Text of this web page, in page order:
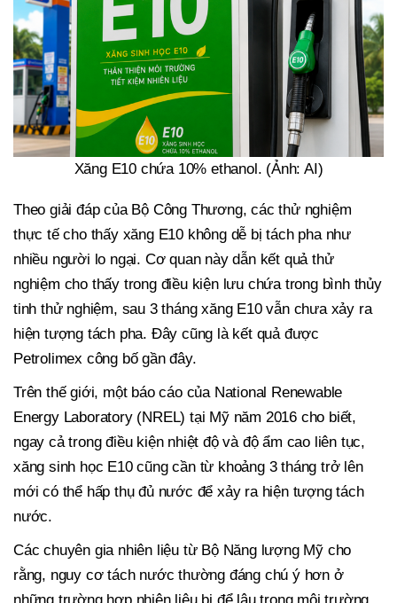
Xăng E10 chứa 10% ethanol. (Ảnh: AI)
Theo giải đáp của Bộ Công Thương, các thử nghiệm
thực tế cho thấy xăng E10 không dễ bị tách pha như
nhiều người lo ngại. Cơ quan này dẫn kết quả thử
nghiệm cho thấy trong điều kiện lưu chứa trong bình thủy
tinh thử nghiệm, sau 3 tháng xăng E10 vẫn chưa xảy ra
hiện tượng tách pha. Đây cũng là kết quả được
Petrolimex công bố gần đây.
Trên thế giới, một báo cáo của National Renewable
Energy Laboratory (NREL) tại Mỹ năm 2016 cho biết,
ngay cả trong điều kiện nhiệt độ và độ ẩm cao liên tục,
xăng sinh học E10 cũng cần từ khoảng 3 tháng trở lên
mới có thể hấp thụ đủ nước để xảy ra hiện tượng tách
nước.
Các chuyên gia nhiên liệu từ Bộ Năng lượng Mỹ cho
rằng, nguy cơ tách nước thường đáng chú ý hơn ở